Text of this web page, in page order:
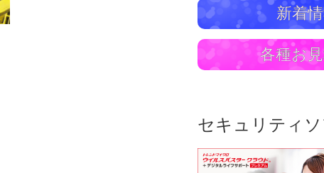
新着
各種お
セキュリティ